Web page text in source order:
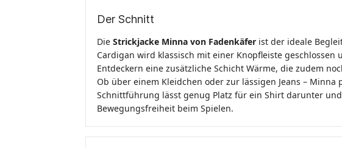
Der Schnitt
Die Strickjacke Minna von Fadenkäfer ist der ideale
Cardigan wird klassisch mit einer Knopfleiste geschlossen
Entdeckern eine zusätzliche Schicht Wärme, die zudem
Ob über einem Kleidchen oder zur lässigen Jeans – Minna
Schnittführung lässt genug Platz für ein Shirt darunter
Bewegungsfreiheit beim Spielen.